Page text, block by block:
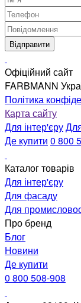
Офіційний сайт
FARBMANN
Політика
Карта сайту
Для інтер'єру
Де купити 0 800
Каталог товарів
Для інтер'єру
Для фасаду
Для
Про бренд
Блог
Новини
Де купити
0 800 508-908